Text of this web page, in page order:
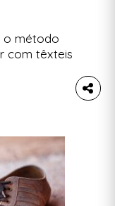
o método
com têxteis
aplicado